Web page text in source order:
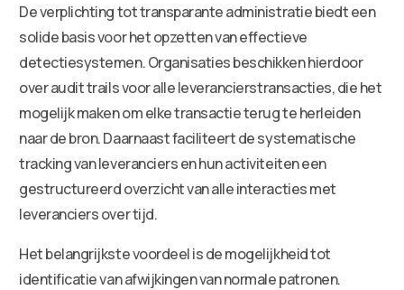
De verplichting tot transparante administratie biedt een
solide basis voor het opzetten van effectieve
detectiesystemen. Organisaties beschikken hierdoor
over audit trails voor alle leverancierstransacties, die het
mogelijk maken om elke transactie terug te herleiden
naar de bron. Daarnaast faciliteert de systematische
tracking van leveranciers en hun activiteiten een
gestructureerd overzicht van alle interacties met
leveranciers over tijd.
Het belangrijkste voordeel is de mogelijkheid tot
identificatie van afwijkingen van normale patronen.